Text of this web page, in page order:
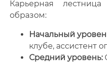
Карьерная
образом:
Начальный
клубе, ассистент
Средний уровень: